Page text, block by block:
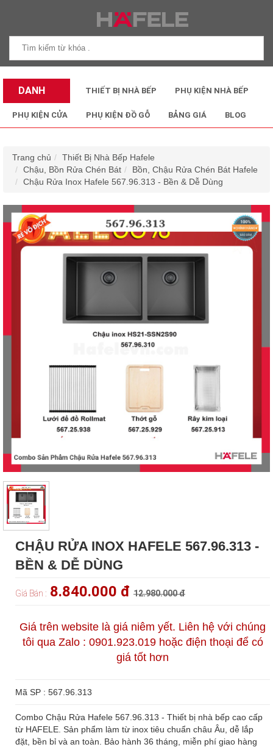
DANH
MỤC SẢN
THIẾT BỊ NHÀ BẾP PHỤ KIỆN NHÀ BẾP
PHỤ KIỆN CỬA PHỤ KIỆN ĐỒ GỖ BẢNG GIÁ BLOG
Trang chủ
Thiết Bị Nhà Bếp Hafele
Chậu, Bồn Rửa Chén Bát
Bồn, Chậu Rửa Chén Bát Hafele
Chậu Rửa Inox Hafele 567.96.313 - Bền & Dễ Dùng
CHẬU RỬA INOX HAFELE 567.96.313 -
BỀN & DỄ DÙNG
Giá Bán : 8.840.000 đ 12.980.000 đ
Giá trên website là giá niêm yết. Liên hệ với chúng
tôi qua Zalo : 0901.923.019 hoặc điện thoại để có
giá tốt hơn
Mã SP : 567.96.313
Combo Chậu Rửa Hafele 567.96.313 - Thiết bị nhà bếp cao cấp
từ HAFELE. Sản phẩm làm từ inox tiêu chuẩn châu Âu, dễ lắp
đặt, bền bỉ và an toàn. Bảo hành 36 tháng, miễn phí giao hàng